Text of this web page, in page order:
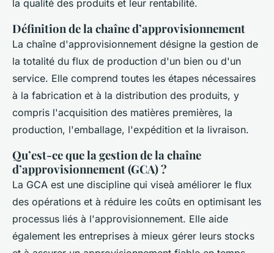
la qualité des produits et leur rentabilité.
Définition de la chaîne d’approvisionnement
La chaîne d'approvisionnement désigne la gestion de
la totalité du flux de production d'un bien ou d'un
service. Elle comprend toutes les étapes nécessaires
à la fabrication et à la distribution des produits, y
compris l'acquisition des matières premières, la
production, l'emballage, l'expédition et la livraison.
Qu’est-ce que la gestion de la chaîne
d’approvisionnement (GCA) ?
La GCA est une discipline qui viseà améliorer le flux
des opérations et à réduire les coûts en optimisant les
processus liés à l'approvisionnement. Elle aide
également les entreprises à mieux gérer leurs stocks